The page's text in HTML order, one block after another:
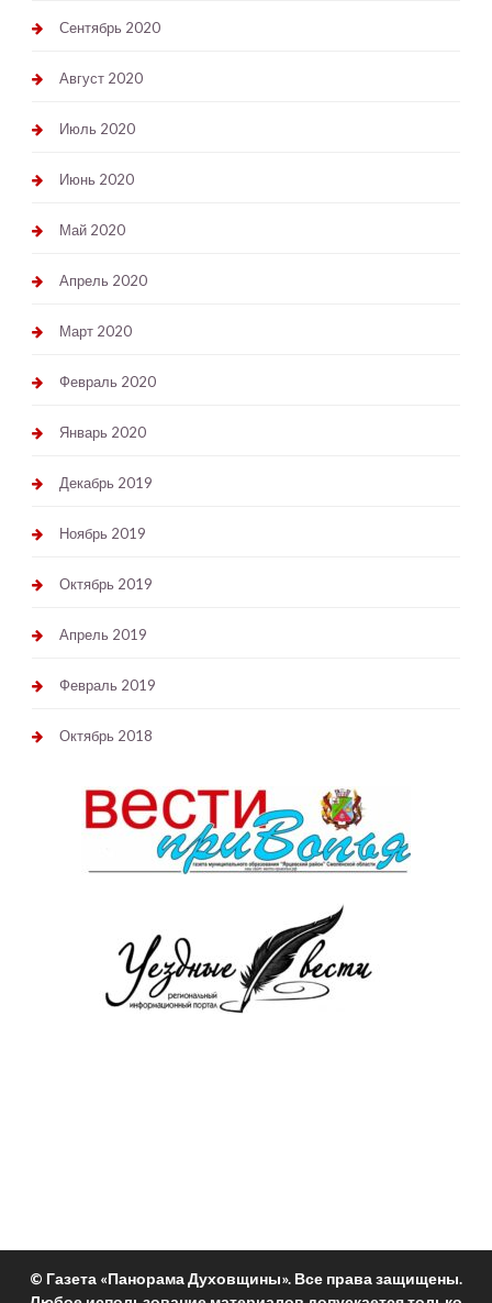
Сентябрь 2020
Август 2020
Июль 2020
Июнь 2020
Май 2020
Апрель 2020
Март 2020
Февраль 2020
Январь 2020
Декабрь 2019
Ноябрь 2019
Октябрь 2019
Апрель 2019
Февраль 2019
Октябрь 2018
© Газета «Панорама Духовщины». Все права защищены.